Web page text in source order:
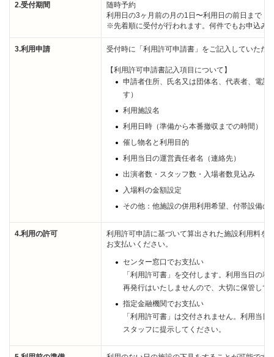
2.受付期間
随時予約
利用日の3ヶ月前の月の1日〜利用日の前日まで
※先着順に受付が行われます。何件でもお申込み
3.利用申請 受付時に「利用許可申請書」をご記入していただ
【利用許可申請書記入項目について】
申請者住所、氏名又は団体名、代表者、電
す）
利用施設名
利用日時（準備から本番撤収までの時間）
催し物名と利用目的
利用当日の運営責任者名（連絡先）
出演者数・スタッフ数・入場者数見込み
入場料の金額設定
その他：他施設の併用利用希望、付帯設備の
4.利用の許可
利用許可申請に基づいて算出された施設利用料を
お支払いください。
センター窓口でお支払い
「利用許可書」を交付します。利用当日の
再発行はいたしませんので、大切に保管して
指定金融機関でお支払い
「利用許可書」は交付されません。利用当
スタッフに提示してください。